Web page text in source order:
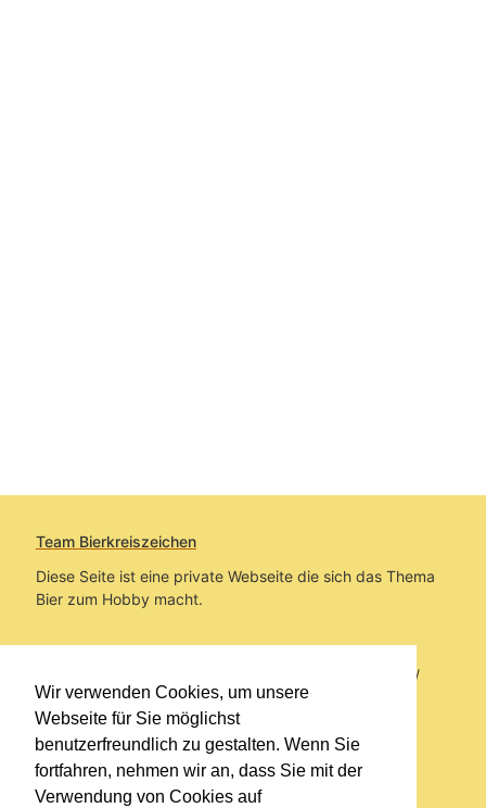
Wir verwenden Cookies, um unsere
Webseite für Sie möglichst
benutzerfreundlich zu gestalten. Wenn Sie
fortfahren, nehmen wir an, dass Sie mit der
Verwendung von Cookies auf
Team Bierkreiszeichen
Diese Seite ist eine private Webseite die sich das Thema
Bier zum Hobby macht.
Sie befinden sich auf https://www.bierkreiszeichen.at/
im Pfad:Übers Bier/Biersorten
Erstellt: 2013-05-11
Links